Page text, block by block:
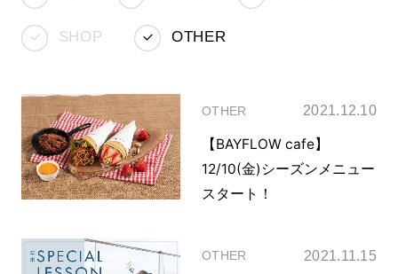
SHOP OTHER
OTHER 2021.12.10
【BAYFLOW cafe】
12/10(金)シーズンメニュー
スタート！
OTHER 2021.11.15